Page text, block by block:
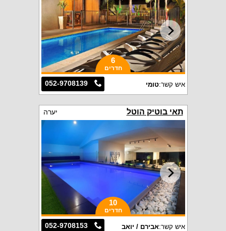
6
חדרים
052-9708139 איש קשר:טומי
תאי בוטיק הוטל יערה
10
חדרים
052-9708153 איש קשר:אבירם / יואב